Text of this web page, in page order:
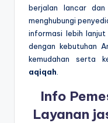
berjalan lancar dan
menghubungi
informasi lebih
dengan kebutuhan
kemudahan serta
aqiqah
Info
Layanan